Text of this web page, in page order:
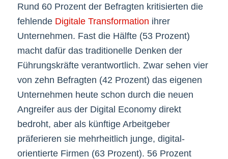
Rund 60 Prozent der Befragten kritisierten die
fehlende Digitale Transformation ihrer
Unternehmen. Fast die Hälfte (53 Prozent)
macht dafür das traditionelle Denken der
Führungskräfte verantwortlich. Zwar sehen vier
von zehn Befragten (42 Prozent) das eigenen
Unternehmen heute schon durch die neuen
Angreifer aus der Digital Economy direkt
bedroht, aber als künftige Arbeitgeber
präferieren sie mehrheitlich junge, digital-
orientierte Firmen (63 Prozent). 56 Prozent